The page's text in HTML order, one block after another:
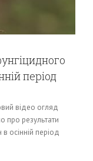
період
відео огляд
про результати
осінній період